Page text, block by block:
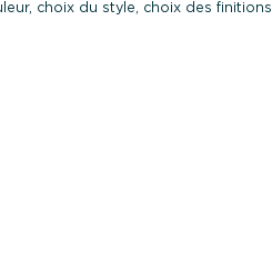
choix du style, choix des finitions.